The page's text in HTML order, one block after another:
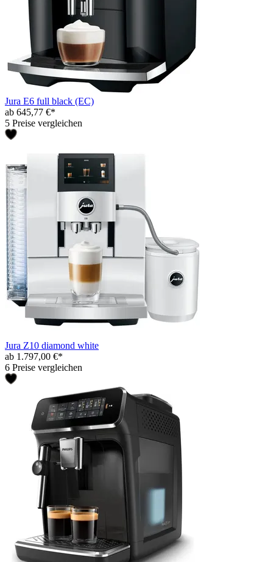
Jura E6 full black (EC)
ab 645,77 €*
5 Preise vergleichen
Jura Z10 diamond white
ab 1.797,00 €*
6 Preise vergleichen